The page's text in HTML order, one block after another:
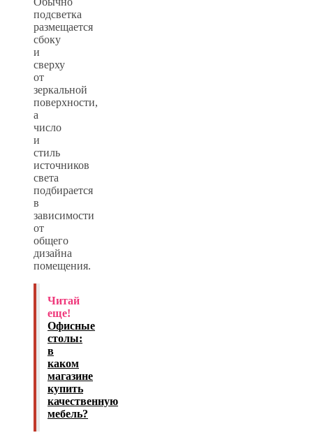
подсветка
размещается
сбоку
и
сверху
от
зеркальной
поверхности,
а
число
и
стиль
источников
света
подбирается
в
зависимости
от
общего
дизайна
помещения.
Читай
еще!
Офисные
столы:
в
каком
магазине
купить
качественную
мебель?